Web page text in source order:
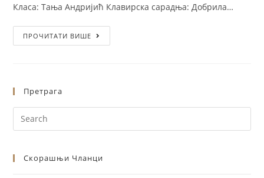
Класа: Тања Андријић Клавирска сарадња: Добрила…
ПРОЧИТАТИ ВИШЕ
Претрага
Скорашњи Чланци